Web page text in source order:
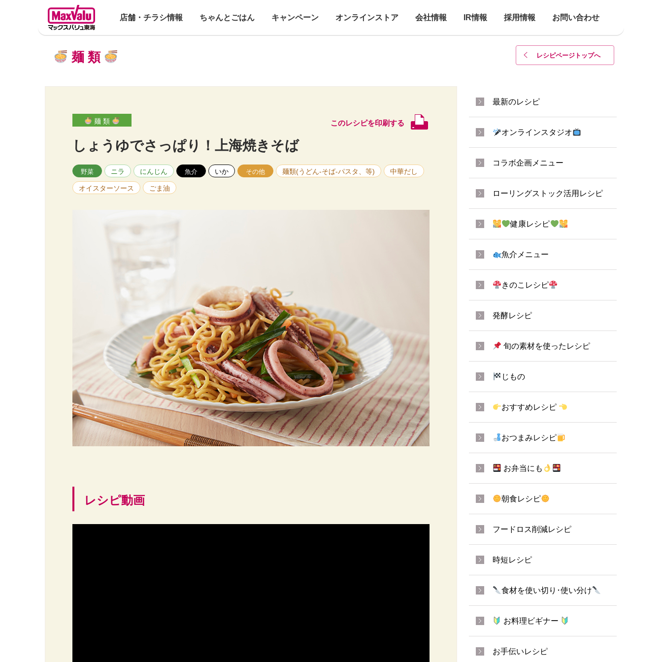
店舗・チラシ情報 ちゃんとごはん キャンペーン オンラインストア 会社情報 IR情報 採用情報 お問い合わせ
レシピページトップへ
麺 類
麺 類 このレシピを印刷する
しょうゆでさっぱり！上海焼きそば
野菜 ニラ にんじん 魚介 いか その他 麺類(うどん-そば-パスタ、等) 中華だし
オイスターソース ごま油
レシピ動画
最新のレシピ
オンラインスタジオ
コラボ企画メニュー
ローリングストック活用レシピ
健康レシピ
魚介メニュー
きのこレシピ
発酵レシピ
旬の素材を使ったレシピ
じもの
おすすめレシピ
おつまみレシピ
お弁当にも
朝食レシピ
フードロス削減レシピ
時短レシピ
食材を使い切り･使い分け
お料理ビギナー
お手伝いレシピ